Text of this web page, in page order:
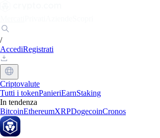
/
AccediRegistrati
Criptovalute
Tutti i tokenPanieriEarnStaking
In tendenza
BitcoinEthereumXRPDogecoinCronos